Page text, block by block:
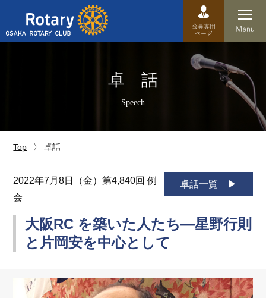
運営方針
歴史
特徴
リンク
卓 話
Speech
Top 卓話
卓話一覧
2022年7月8日（金）第4,840回 例
会
大阪RC を築いた人たち―星野行則
と片岡安を中心として